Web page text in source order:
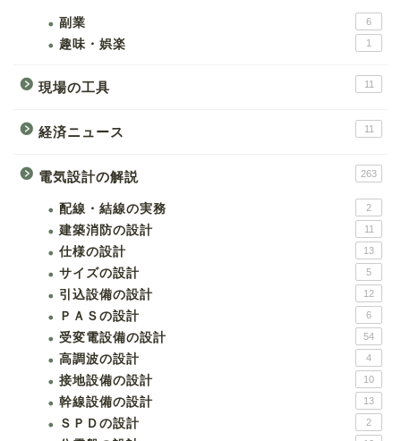
副業 6
趣味・娯楽 1
現場の工具 11
経済ニュース 11
電気設計の解説 263
配線・結線の実務 2
建築消防の設計 11
仕様の設計 13
サイズの設計 5
引込設備の設計 12
ＰＡＳの設計 6
受変電設備の設計 54
高調波の設計 4
接地設備の設計 10
幹線設備の設計 13
ＳＰＤの設計 2